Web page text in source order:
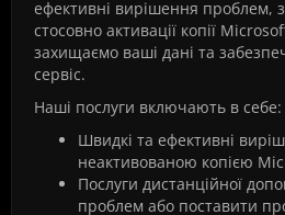
ефективні вирішення проблем,
стосовно активації копії
захищаємо ваші дані та
сервіс.
Наші послуги включають в себе:
Швидкі та ефективні
неактивованою копією
Послуги дистанційної
проблем або поставити